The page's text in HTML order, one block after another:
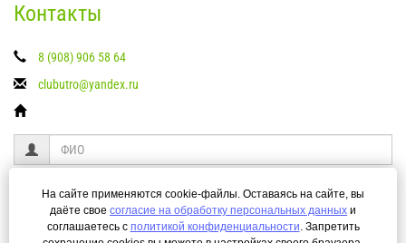
Контакты
8 (908) 906 58 64
clubutro@yandex.ru
Я даю своё согласие на обработку моих персональных данных согласно
На сайте применяются cookie-файлы. Оставаясь на сайте, вы
даёте свое согласие на обработку персональных данных и
соглашаетесь с политикой конфиденциальности. Запретить